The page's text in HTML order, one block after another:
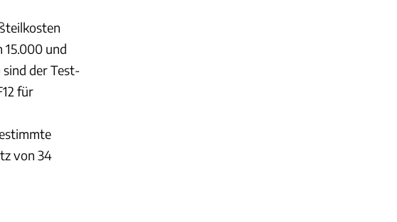
15.000 und
der Test-
für
von 34